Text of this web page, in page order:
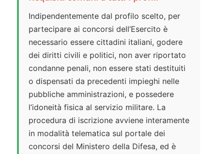
Indipendentemente dal profilo scelto, per
partecipare ai concorsi dell’Esercito è
necessario essere cittadini italiani, godere
dei diritti civili e politici, non aver riportato
condanne penali, non essere stati destituiti
o dispensati da precedenti impieghi nelle
pubbliche amministrazioni, e possedere
l’idoneità fisica al servizio militare. La
procedura di iscrizione avviene interamente
in modalità telematica sul portale dei
concorsi del Ministero della Difesa, ed è